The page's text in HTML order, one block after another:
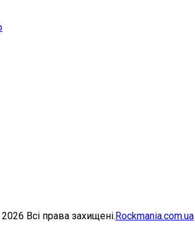
Всі права захищені. Rockmania.com.ua